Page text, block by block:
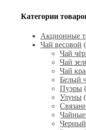
Категории
Акционные
Чай весовой
Чай
Чай
Чай
Белый
Пуэры
Улуны
Черный